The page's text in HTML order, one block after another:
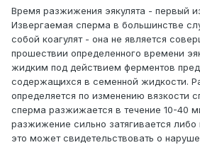
Время разжижения эякулята - первый
Извергаемая сперма в большинстве
собой коагулят - она не является
прошествии определенного времени
жидким под действием ферментов
содержащихся в семенной жидкости.
определяется по изменению вязкости
сперма разжижается в течение 10-40
разжижение сильно затягивается либо
это может свидетельствовать о